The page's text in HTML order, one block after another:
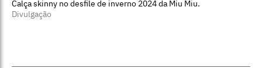
Calça skinny no desfile de inverno 2024 da Miu Miu.
Divulgação